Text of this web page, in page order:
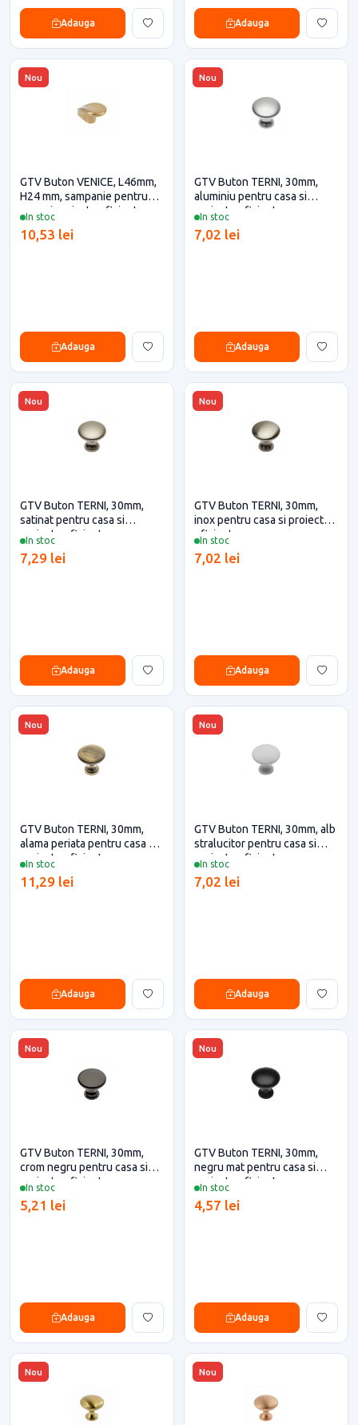
Adauga Adauga
Nou
In stoc
GTV Buton VENICE, L46mm,
H24 mm, sampanie pentru
casa si proiecte eficiente
10,53 lei
Adauga
Nou
In stoc
GTV Buton TERNI, 30mm,
aluminiu pentru casa si
proiecte eficiente
7,02 lei
Adauga
Nou
In stoc
GTV Buton TERNI, 30mm,
satinat pentru casa si
proiecte eficiente
7,29 lei
Adauga
Nou
In stoc
GTV Buton TERNI, 30mm,
inox pentru casa si proiecte
eficiente
7,02 lei
Adauga
Nou
In stoc
GTV Buton TERNI, 30mm,
alama periata pentru casa si
proiecte eficiente
11,29 lei
Adauga
Nou
In stoc
GTV Buton TERNI, 30mm, alb
stralucitor pentru casa si
proiecte eficiente
7,02 lei
Adauga
Nou
In stoc
GTV Buton TERNI, 30mm,
crom negru pentru casa si
proiecte eficiente
5,21 lei
Adauga
Nou
In stoc
GTV Buton TERNI, 30mm,
negru mat pentru casa si
proiecte eficiente
4,57 lei
Adauga
Nou Nou